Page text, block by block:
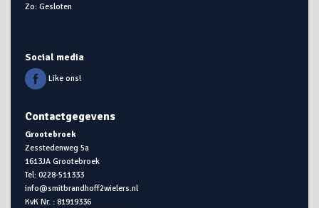
Zo: Gesloten
Social media
Like ons!
Contactgegevens
Grootebroek
Zesstedenweg 5a
1613JA Grootebroek
Tel: 0228-511333
info@smitbrandhoff2wielers.nl
KvK Nr. : 81919336